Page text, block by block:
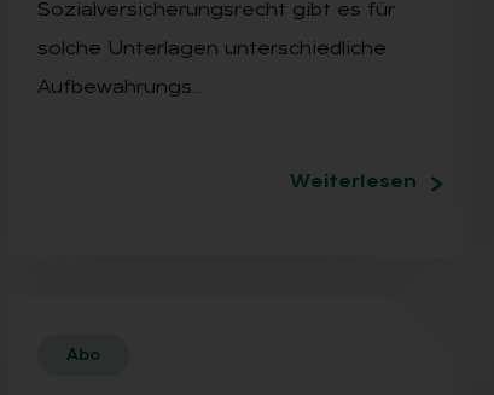
Sozialversicherungsrecht gibt es für
solche Unterlagen unterschiedliche
Aufbewahrungs…
Weiterlesen
Abo